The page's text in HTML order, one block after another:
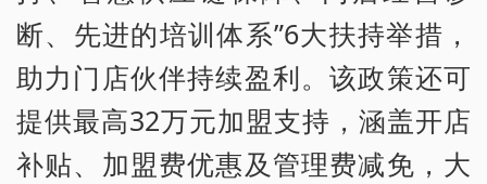
断、先进的培训体系”6大扶持举措，
助力门店伙伴持续盈利。该政策还可
提供最高32万元加盟支持，涵盖开店
补贴、加盟费优惠及管理费减免，大